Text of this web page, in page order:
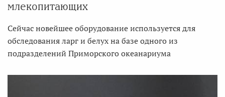
млекопитающих
Сейчас новейшее оборудование используется для
обследования ларг и белух на базе одного из
подразделений Приморского океанариума